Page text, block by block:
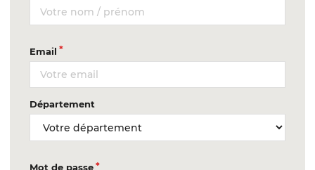
Email
Département
Mot de passe